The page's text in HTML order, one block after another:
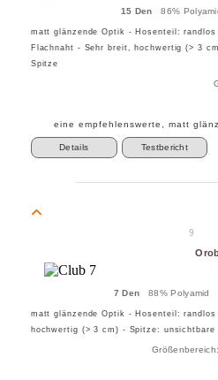
15 Den 86%
matt glänzende Optik - Hosenteil:
Flachnaht - Sehr breit, hochwertig (> 3
Spitze
eine empfehlenswerte, matt
Details Testbericht
9
7 Den 88% Polyamid
matt glänzende Optik - Hosenteil: randlos
hochwertig (> 3 cm) - Spitze: